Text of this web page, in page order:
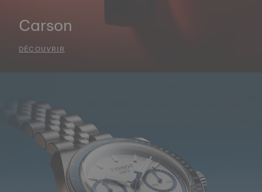
Carson
DÉCOUVRIR